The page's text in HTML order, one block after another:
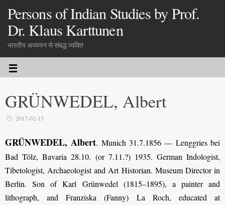
Persons of Indian Studies by Prof.
Dr. Klaus Karttunen
भारतीय अध्ययन से संबद्ध व्यक्ति
GRÜNWEDEL, Albert
2017-02-13
GRÜNWEDEL, Albert. Munich 31.7.1856 — Lenggries bei
Bad Tölz, Bavaria 28.10. (or 7.11.?) 1935. German Indologist,
Tibetologist, Archaeologist and Art Historian. Museum Director in
Berlin. Son of Karl Grünwedel (1815–1895), a painter and
lithograph, and Franziska (Fanny) La Roch, educated at